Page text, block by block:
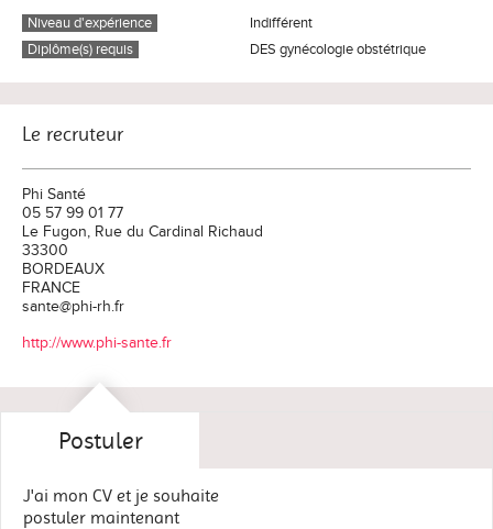
Niveau d'expérience
Indifférent
Diplôme(s) requis
DES gynécologie obstétrique
Le recruteur
Phi Santé
05 57 99 01 77
Le Fugon, Rue du Cardinal Richaud
33300
BORDEAUX
FRANCE
sante@phi-rh.fr
http://www.phi-sante.fr
Postuler
J'ai mon CV et je souhaite
postuler maintenant